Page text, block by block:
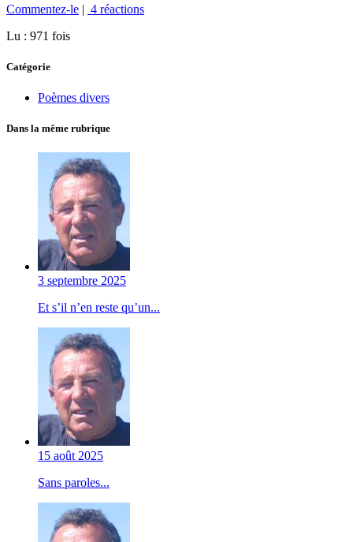
Commentez-le | 4 réactions
Lu : 971 fois
Catégorie
Poèmes divers
Dans la même rubrique
3 septembre 2025
Et s’il n’en reste qu’un...
15 août 2025
Sans paroles...